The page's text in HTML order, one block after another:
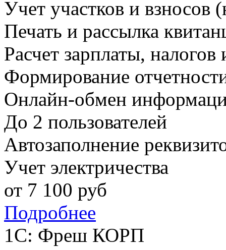
Учет участков и взносов
Печать и рассылка
Расчет зарплаты, налогов
Формирование
Онлайн-обмен
До 2 пользователей
Автозаполнение
Учет электричества
от 7 100 руб
Подробнее
1С: Фреш КОРП